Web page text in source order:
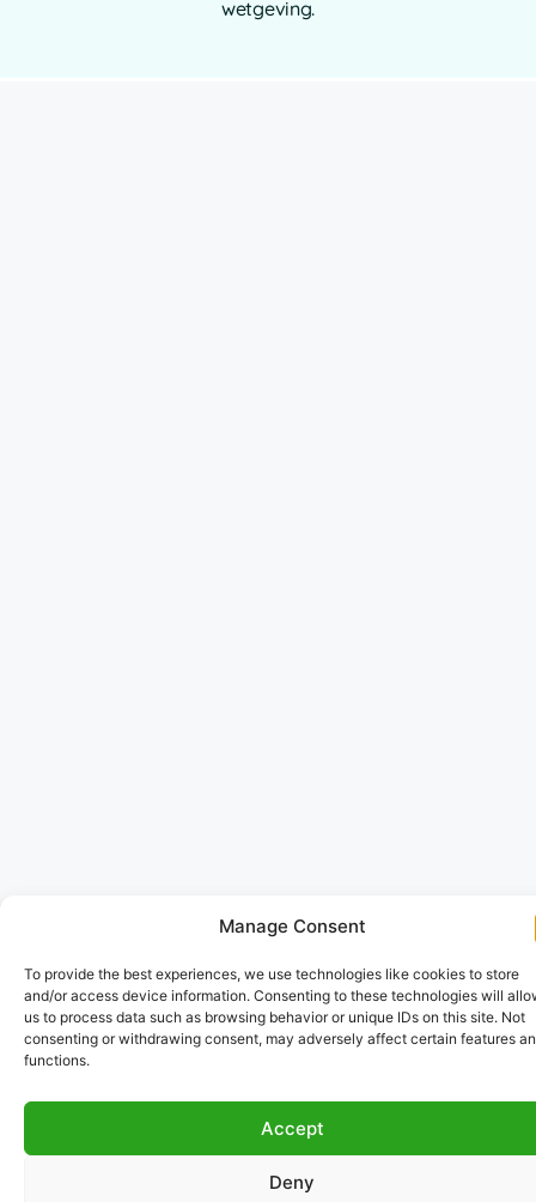
Manage Consent
To provide the best experiences, we use technologies like cookies to store
and/or access device information. Consenting to these technologies will
us to process data such as browsing behavior or unique IDs on this site. Not
consenting or withdrawing consent, may adversely affect certain features
functions.
Accept
Deny
wetgeving.